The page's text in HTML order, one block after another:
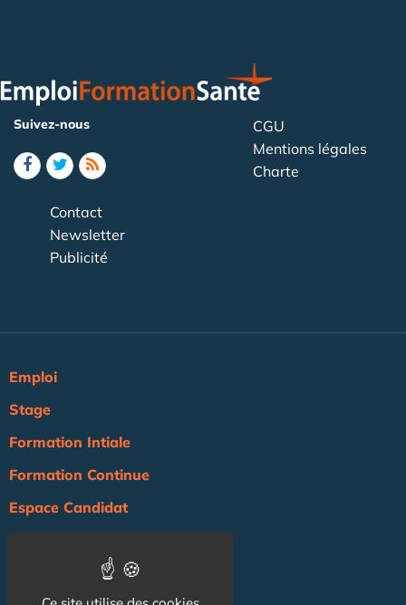
Suivez-nous
CGU
Mentions légales
Charte
Contact
Newsletter
Publicité
Emploi
Stage
Formation Intiale
Formation Continue
Espace Candidat